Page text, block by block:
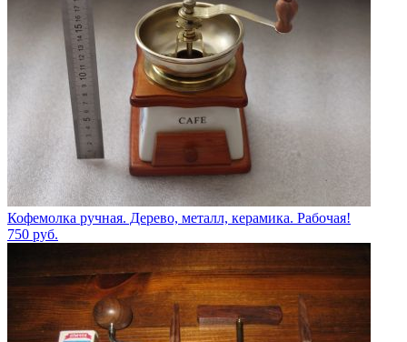
Кофемолка ручная. Дерево, металл, керамика. Рабочая!
750 руб.